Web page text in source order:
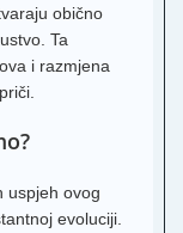
obično
Ta
i razmjena
uspjeh ovog
evoluciji.